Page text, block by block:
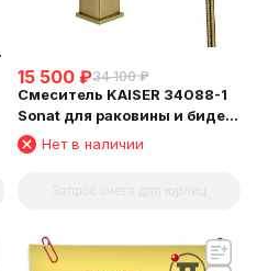
15 500 ₽34 100 ₽
Смеситель KAISER 34088-1
Sonat для раковины и биде
бронзаНет в наличии